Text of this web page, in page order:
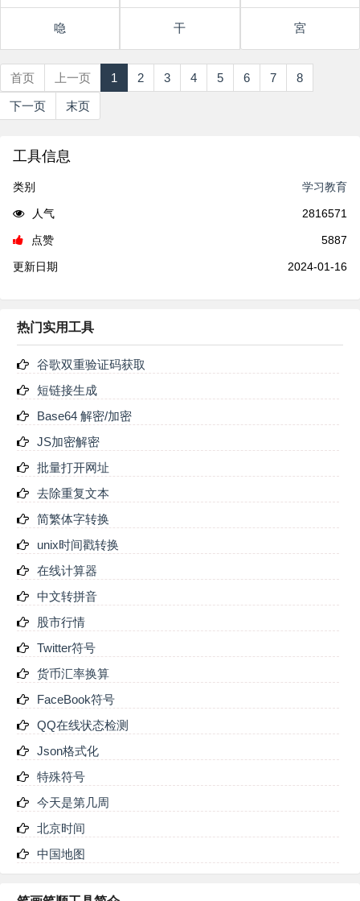
喼 干 宮
首页 上一页 1 2 3 4 5 6 7 8
下一页 末页
工具信息
类别 学习教育
人气 2816571
点赞 5887
更新日期 2024-01-16
热门实用工具
谷歌双重验证码获取
短链接生成
Base64 解密/加密
JS加密解密
批量打开网址
去除重复文本
简繁体字转换
unix时间戳转换
在线计算器
中文转拼音
股市行情
Twitter符号
货币汇率换算
FaceBook符号
QQ在线状态检测
Json格式化
特殊符号
今天是第几周
北京时间
中国地图